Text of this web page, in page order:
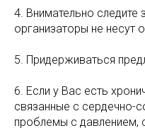
4. Внимательно
организаторы не несут
5. Придерживаться
6. Если у Вас есть
связанные с сердечно-
проблемы с давлением,